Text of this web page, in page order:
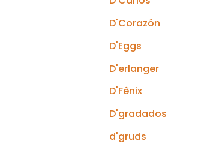
D'Corazón
D'Eggs
D'erlanger
D'Fênix
D'gradados
d'gruds